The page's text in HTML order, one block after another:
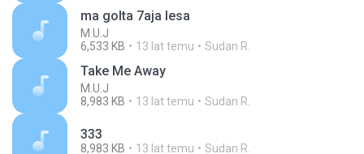
ma golta 7aja lesa
M.U.J
6,533 KB
13 lat temu Sudan R.
Take Me Away
M.U.J
8,983 KB
13 lat temu Sudan R.
333
8,983 KB 13 lat temu Sudan R.